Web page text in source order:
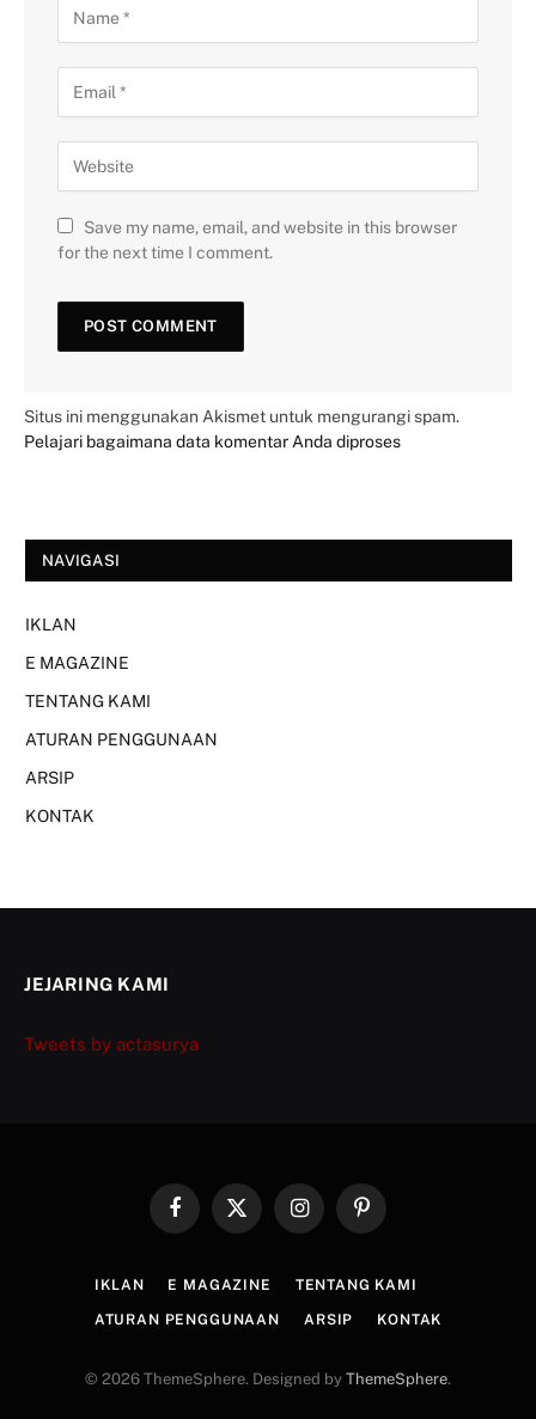
Save my name, email, and website in this browser
for the next time I comment.
Situs ini menggunakan Akismet untuk mengurangi spam.
Pelajari bagaimana data komentar Anda diproses
NAVIGASI
IKLAN
E MAGAZINE
TENTANG KAMI
ATURAN PENGGUNAAN
ARSIP
KONTAK
JEJARING KAMI
Tweets by actasurya
FacebookX
InstagramPinterest
IKLAN E MAGAZINE TENTANG KAMI
ATURAN PENGGUNAAN ARSIP KONTAK
© 2026 ThemeSphere. Designed by ThemeSphere.